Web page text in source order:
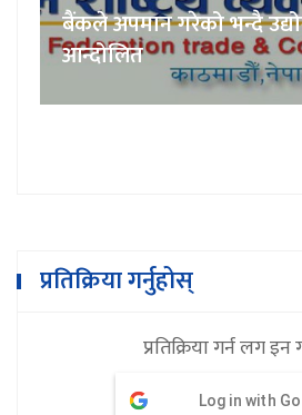
बैंकले अपमान गरेको भन्दै
आन्दोलित
प्रतिक्रिया गर्नुहोस्
प्रतिक्रिया गर्न लग इन
Log in with